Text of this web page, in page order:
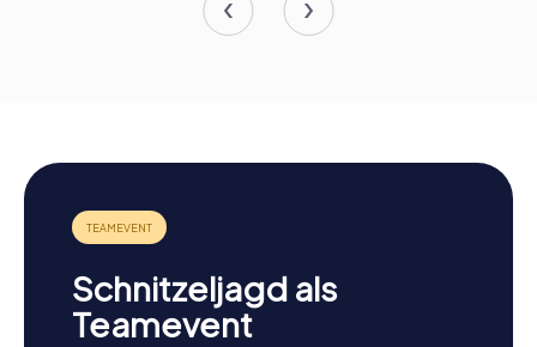
Schnitzeljagd als
Teamevent